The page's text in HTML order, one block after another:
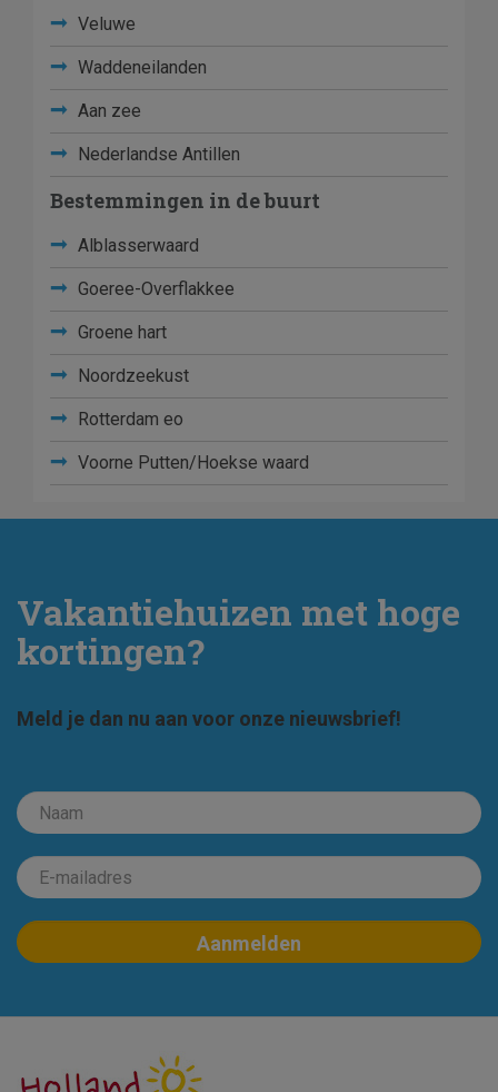
Veluwe
Waddeneilanden
Aan zee
Nederlandse Antillen
Bestemmingen in de buurt
Alblasserwaard
Goeree-Overflakkee
Groene hart
Noordzeekust
Rotterdam eo
Voorne Putten/Hoekse waard
Vakantiehuizen met hoge
kortingen?
Meld je dan nu aan voor onze nieuwsbrief!